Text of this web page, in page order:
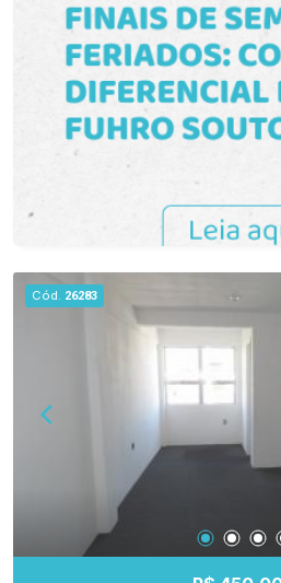
oferece praticidade e fácil
São Gonçalo conta com
acesso, elevador e
segurança e comodidade para o
uma visita e conheça de
comercial, pronta para
uma localização estratégica
Cód. 26283